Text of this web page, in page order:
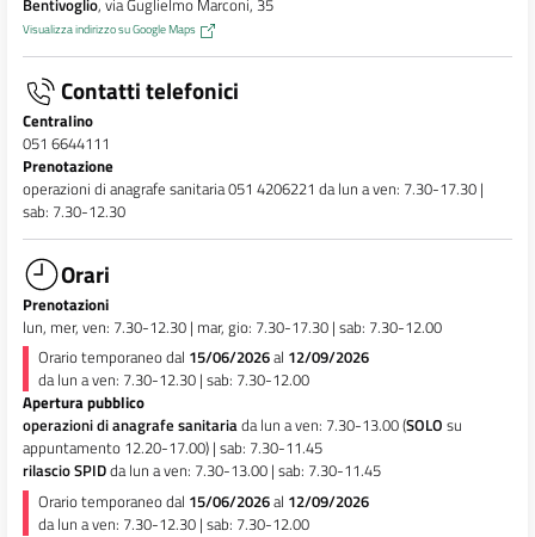
Bentivoglio, via Guglielmo Marconi, 35
Visualizza indirizzo su Google Maps
Contatti telefonici
Centralino
051 6644111
Prenotazione
operazioni di anagrafe sanitaria 051 4206221 da lun a ven: 7.30-17.30 |
sab: 7.30-12.30
Orari
Prenotazioni
lun, mer, ven: 7.30-12.30 | mar, gio: 7.30-17.30 | sab: 7.30-12.00
Orario temporaneo dal 15/06/2026al 12/09/2026
da lun a ven: 7.30-12.30 | sab: 7.30-12.00
Apertura pubblico
operazioni di anagrafe sanitariada lun a ven: 7.30-13.00 (SOLO su
appuntamento 12.20-17.00) | sab: 7.30-11.45
rilascio SPIDda lun a ven: 7.30-13.00 | sab: 7.30-11.45
Orario temporaneo dal 15/06/2026al 12/09/2026
da lun a ven: 7.30-12.30 | sab: 7.30-12.00